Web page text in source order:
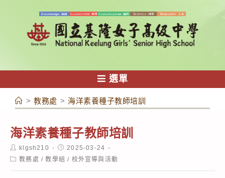
容
選單
> 教務處 > 海洋素養種子教師培訓
海洋素養種子教師培訓
Post
author:
klgsh210
Post
published:
2025-03-24
Post教務處 / 教學組 / 校外宣導與活動